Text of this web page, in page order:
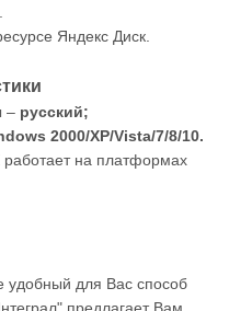
Яндекс Диск.
– русский;
2000/XP/Vista/7/8/10.
на платформах
удобный для Вас способ